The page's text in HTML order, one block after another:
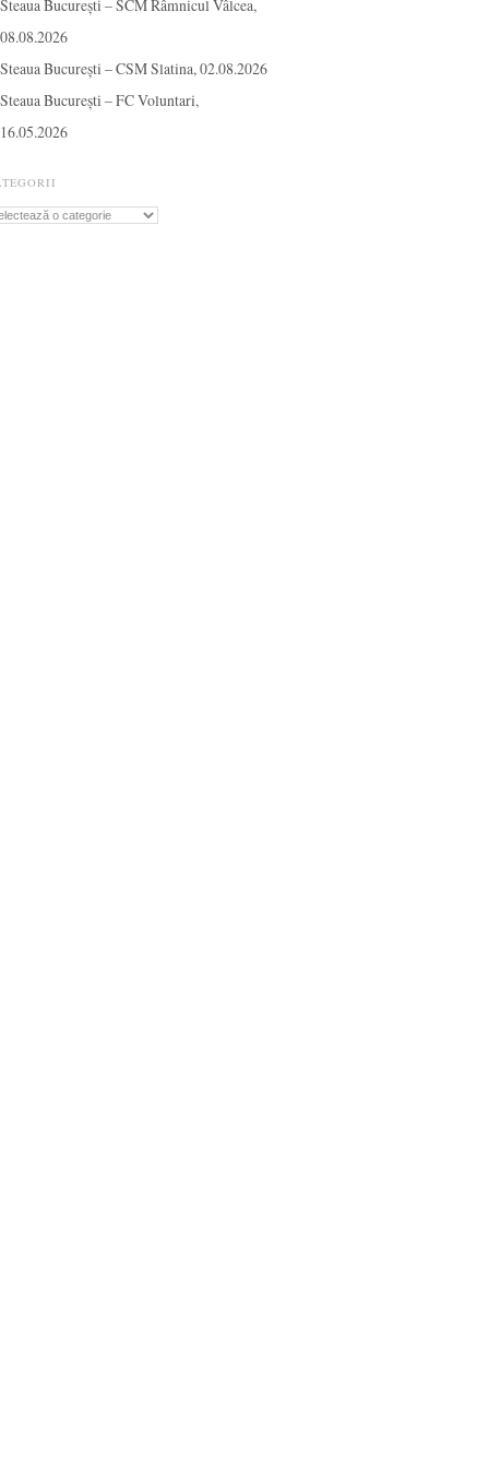
Steaua București – SCM Râmnicul Vâlcea,
08.08.2026
Steaua București – CSM Slatina, 02.08.2026
Steaua București – FC Voluntari,
16.05.2026